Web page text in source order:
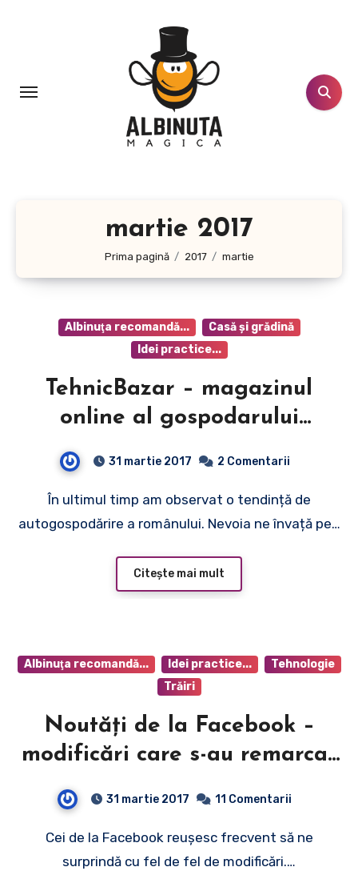
martie 2017
Prima pagină 2017 martie
Albinuţa recomandă...
Casă şi grădină
Idei practice...
TehnicBazar – magazinul
online al gospodarului
31 martie 2017 2 Comentarii
În ultimul timp am observat o tendință de
autogospodărire a românului. Nevoia ne învață pe…
Citește mai mult
Albinuţa recomandă... Idei practice...
Tehnologie
Trăiri
Noutăți de la Facebook –
modificări care s-au remarcat
31 martie 2017 11 Comentarii
Cei de la Facebook reușesc frecvent să ne
surprindă cu fel de fel de modificări.…